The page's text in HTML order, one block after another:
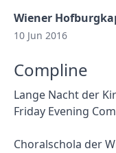
Wiener
10 Jun 2016
Compline
Lange Nacht der
Friday Evening
Choralschola der